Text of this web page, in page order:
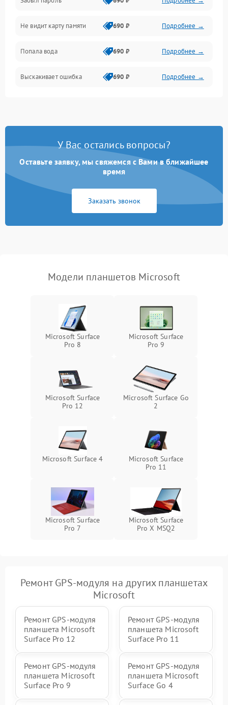
Экран (дисплей)
Связь
Разговор (микрофон, динамик)
Перегрев и нестабильная работа
Программные сбои
Сенсорное управление
Проблемы с механикой
Кнопки и органы управления
Звук и аудио
Не видит карту памяти 690 ₽ Подробнее →
Попала вода 690 ₽ Подробнее →
Выскакивает ошибка 690 ₽ Подробнее →
У Вас остались вопросы?
Оставьте заявку, мы свяжемся с Вами в ближайшее
время
Заказать звонок
Модели планшетов Microsoft
Microsoft Surface
Pro 8
Microsoft Surface
Pro 9
Microsoft Surface
Pro 12
Microsoft Surface Go
2
Microsoft Surface 4
Microsoft Surface
Pro 11
Microsoft Surface
Pro 7
Microsoft Surface
Pro X MSQ2
Ремонт GPS-модуля на других планшетах
Microsoft
Ремонт GPS-модуля
планшета Microsoft
Surface Pro 12
Ремонт GPS-модуля
планшета Microsoft
Surface Pro 11
Ремонт GPS-модуля
планшета Microsoft
Surface Pro 9
Ремонт GPS-модуля
планшета Microsoft
Surface Go 4